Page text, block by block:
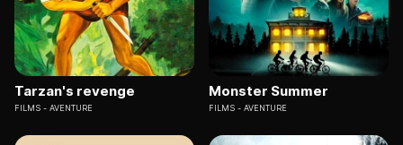
Tarzan's revenge
FILMS AVENTURE
Monster Summer
FILMS AVENTURE